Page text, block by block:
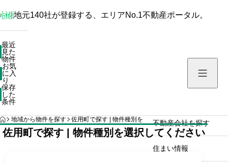
保存した条件
不動産会社を探す
住まい情報
地元140社が登録する、エリアNo.1不動産ポータル。
最近
見た
物件
お気
に入
り
保存
した
条件
HOME
地域から物件を探す 佐用町で探す | 物件種別を選択してください
佐用町で探す | 物件種別を選択してください